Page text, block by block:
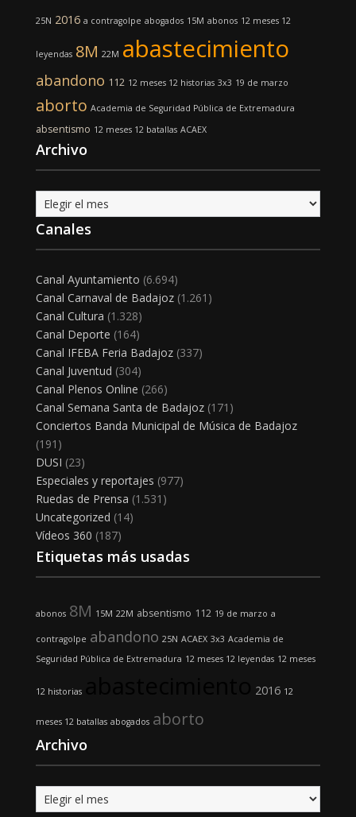
25N 2016 a contragolpe abogados 15M abonos 12 meses 12
leyendas 8M 22M abastecimiento
abandono 112 12 meses 12 historias 3x3 19 de marzo
aborto Academia de Seguridad Pública de Extremadura
absentismo 12 meses 12 batallas ACAEX
Archivo
Archivo
Canales
Canal Ayuntamiento (6.694)
Canal Carnaval de Badajoz(1.261)
Canal Cultura (1.328)
Canal Deporte (164)
Canal IFEBA Feria Badajoz(337)
Canal Juventud (304)
Canal Plenos Online (266)
Canal Semana Santa de Badajoz(171)
Conciertos Banda Municipal de Música de Badajoz
(191)
DUSI (23)
Especiales y reportajes (977)
Ruedas de Prensa (1.531)
Uncategorized (14)
Vídeos 360 (187)
Etiquetas más usadas
abonos 8M 15M 22M absentismo 112 19 de marzo a
contragolpe abandono 25N ACAEX 3x3 Academia de
Seguridad Pública de Extremadura 12 meses 12 leyendas 12 meses
12 historias 2016 12
meses 12 batallas abogados aborto
Archivo
Archivo